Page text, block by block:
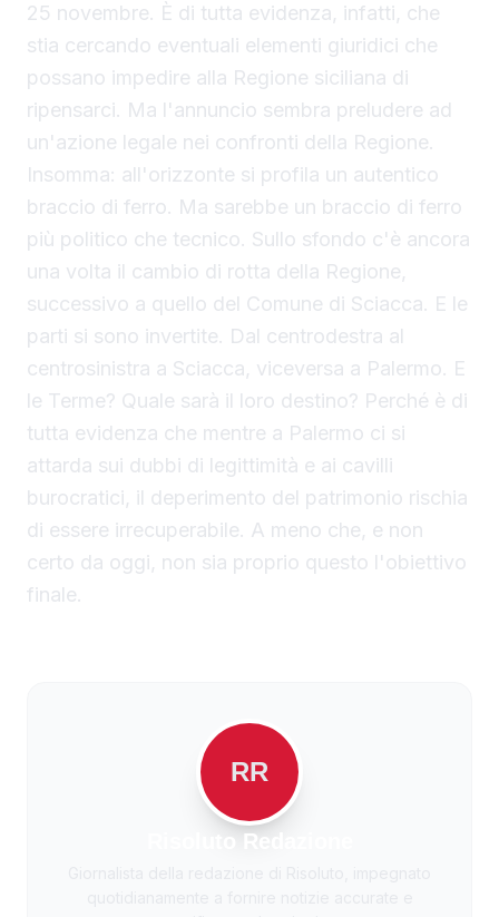
25 novembre. È di tutta evidenza, infatti, che
stia cercando eventuali elementi giuridici che
possano impedire alla Regione siciliana di
ripensarci. Ma l'annuncio sembra preludere ad
un'azione legale nei confronti della Regione.
Insomma: all'orizzonte si profila un autentico
braccio di ferro. Ma sarebbe un braccio di ferro
più politico che tecnico. Sullo sfondo c'è ancora
una volta il cambio di rotta della Regione,
successivo a quello del Comune di Sciacca. E le
parti si sono invertite. Dal centrodestra al
centrosinistra a Sciacca, viceversa a Palermo. E
le Terme? Quale sarà il loro destino? Perché è di
tutta evidenza che mentre a Palermo ci si
attarda sui dubbi di legittimità e ai cavilli
burocratici, il deperimento del patrimonio rischia
di essere irrecuperabile. A meno che, e non
certo da oggi, non sia proprio questo l'obiettivo
finale.
RR
Risoluto Redazione